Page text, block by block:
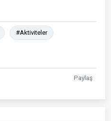
#Aktiviteler
Paylaş